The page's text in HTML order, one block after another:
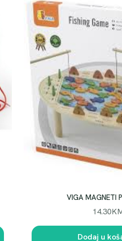
VIGA MAGNETI
14.30
Dodaj u